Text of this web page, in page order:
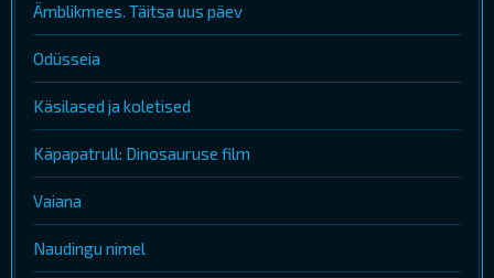
Ämblikmees. Täitsa uus päev
Odüsseia
Käsilased ja koletised
Käpapatrull: Dinosauruse film
Vaiana
Naudingu nimel